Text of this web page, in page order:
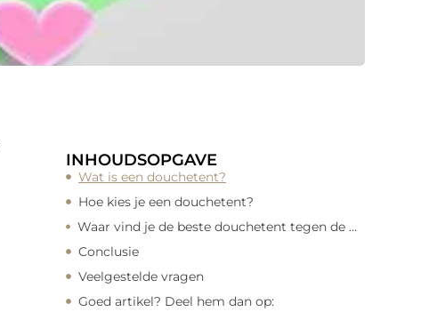
INHOUDSOPGAVE
Wat is een douchetent?
Hoe kies je een douchetent?
Waar vind je de beste douchetent tegen de beste prijs?
Conclusie
Veelgestelde vragen
Goed artikel? Deel hem dan op: